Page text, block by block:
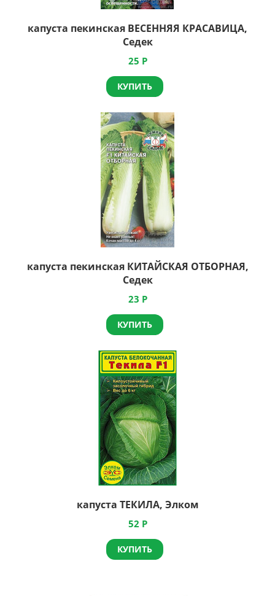
капуста пекинская ВЕСЕННЯЯ КРАСАВИЦА,
Седек
25 Р
КУПИТЬ
капуста пекинская КИТАЙСКАЯ ОТБОРНАЯ,
Седек
23 Р
КУПИТЬ
капуста ТЕКИЛА, Элком
52 Р
КУПИТЬ